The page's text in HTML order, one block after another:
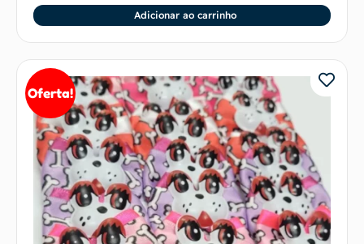
Adicionar ao carrinho
Oferta!